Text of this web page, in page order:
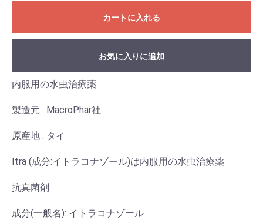
カートに入れる
お気に入りに追加
内服用の水虫治療薬
製造元 : MacroPhar社
原産地 : タイ
Itra (成分:イトラコナゾール)は内服用の水虫治療薬
抗真菌剤
成分(一般名): イトラコナゾール